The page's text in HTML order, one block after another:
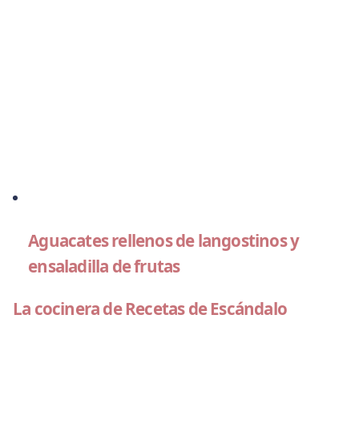
Aguacates rellenos de langostinos y
ensaladilla de frutas
La cocinera de Recetas de Escándalo